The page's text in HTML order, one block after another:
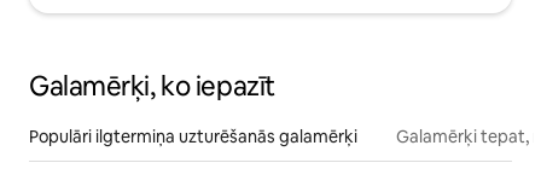
Galamērķi, ko iepazīt
Populāri ilgtermiņa uzturēšanās galamērķi Galamērķi tepat,